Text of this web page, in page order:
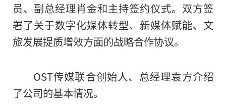
员、副总经理肖金和主持签约仪式。双方签
署了关于数字化媒体转型、新媒体赋能、文
旅发展提质增效方面的战略合作协议。
OST传媒联合创始人、总经理袁方介绍
了公司的基本情况。